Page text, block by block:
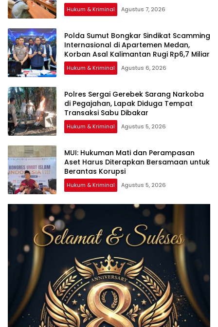
Hukum & Kriminal Agustus 7, 2026
Polda Sumut Bongkar Sindikat Scamming
Internasional di Apartemen Medan,
Korban Asal Kalimantan Rugi Rp6,7 Miliar
Hukum & Kriminal Agustus 6, 2026
Polres Sergai Gerebek Sarang Narkoba
di Pegajahan, Lapak Diduga Tempat
Transaksi Sabu Dibakar
Hukum & Kriminal Agustus 5, 2026
‎MUI: Hukuman Mati dan Perampasan
Aset Harus Diterapkan Bersamaan untuk
Hukum & Kriminal Agustus 5, 2026